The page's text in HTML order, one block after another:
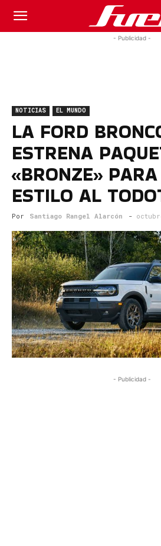
Fuel
Magazine
- Publicidad -
NOTICIAS EL MUNDO
LA FORD
ESTRENA
«BRONZE»
ESTILO AL
Por Santiago Rangel Alarcón -
- Publicidad -